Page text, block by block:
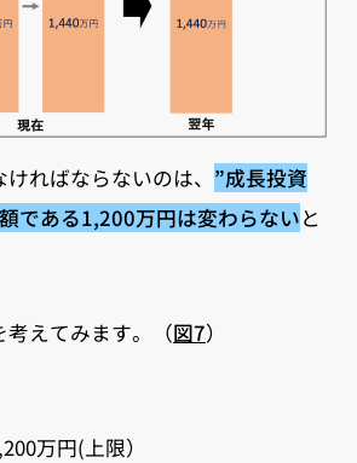
ればならないのは、 ”成長投資
である1,200万円は変わらないと
えてみます。（図7）
万円(上限）